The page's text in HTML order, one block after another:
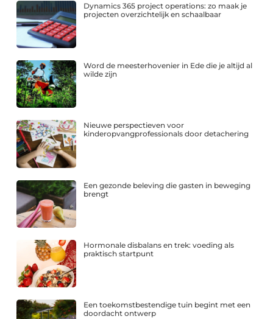
Dynamics 365 project operations: zo maak je
projecten overzichtelijk en schaalbaar
Word de meesterhovenier in Ede die je altijd al
wilde zijn
Nieuwe perspectieven voor
kinderopvangprofessionals door detachering
Een gezonde beleving die gasten in beweging
brengt
Hormonale disbalans en trek: voeding als
praktisch startpunt
Een toekomstbestendige tuin begint met een
doordacht ontwerp